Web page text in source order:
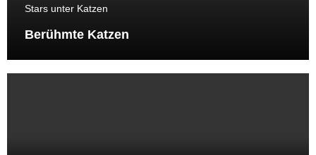
Stars unter Katzen
Berühmte Katzen